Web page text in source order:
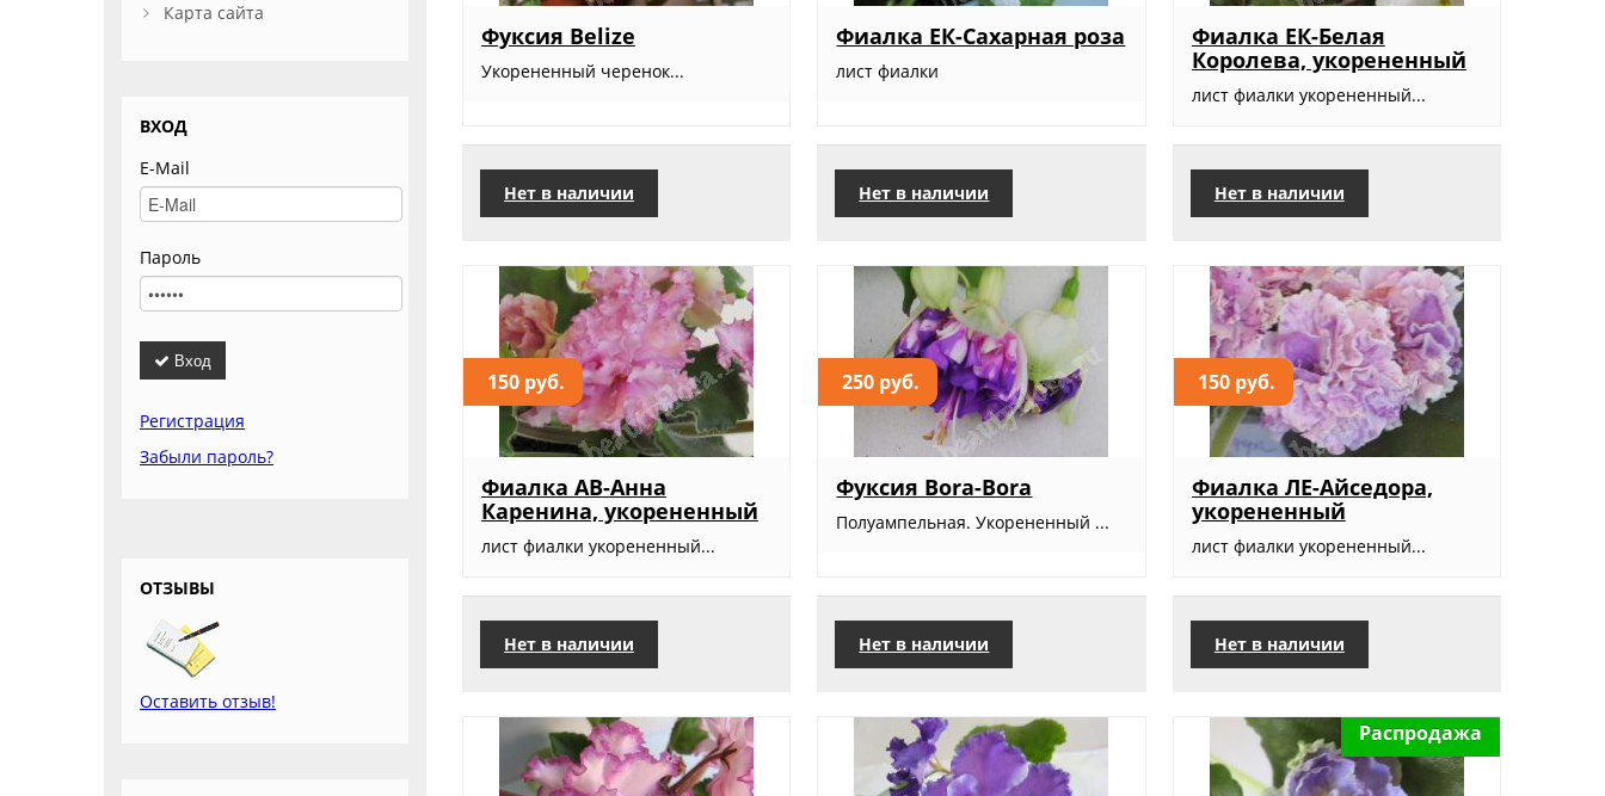
Фуксия Belize
Укорененный черенок...
Нет в наличии
Фиалка ЕК-Сахарная роза
лист фиалки
Нет в наличии
Фиалка ЕК-Белая
Королева, укорененный
лист фиалки укорененный...
Нет в наличии
150 руб.
Фиалка АВ-Анна
Каренина, укорененный
лист фиалки укорененный...
Нет в наличии
250 руб.
Фуксия Bora-Bora
Полуампельная. Укорененный ...
Нет в наличии
150 руб.
Фиалка ЛЕ-Айседора,
укорененный
лист фиалки укорененный...
Нет в наличии
Распродажа
Карта сайта
ВХОД
E-Mail
Пароль
Вход
Регистрация
Забыли пароль?
ОТЗЫВЫ
Оставить отзыв!